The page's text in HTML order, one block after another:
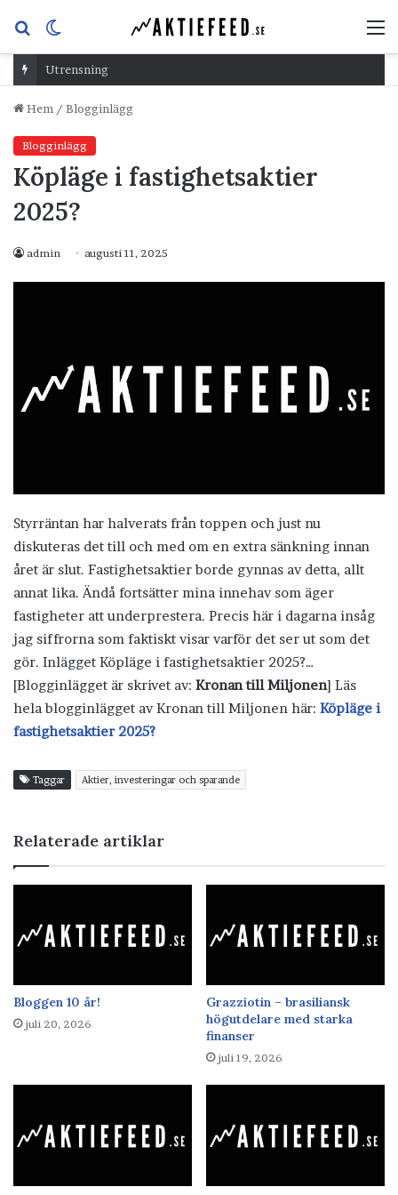
Sök
efterskin
Utrensning
Hem / Blogginlägg
Blogginlägg
Köpläge i fastighetsaktier
2025?
admin augusti 11, 2025
Styrräntan har halverats från toppen och just nu
diskuteras det till och med om en extra sänkning innan
året är slut. Fastighetsaktier borde gynnas av detta, allt
annat lika. Ändå fortsätter mina innehav som äger
fastigheter att underprestera. Precis här i dagarna insåg
jag siffrorna som faktiskt visar varför det ser ut som det
gör. Inlägget Köpläge i fastighetsaktier 2025?…
[Blogginlägget är skrivet av: Kronan till Miljonen] Läs
hela blogginlägget av Kronan till Miljonen här: Köpläge i
fastighetsaktier 2025?
Taggar Aktier, investeringar och sparande
Relaterade artiklar
Bloggen 10 år!
juli 20, 2026
Grazziotin – brasiliansk
högutdelare med starka
finanser
juli 19, 2026